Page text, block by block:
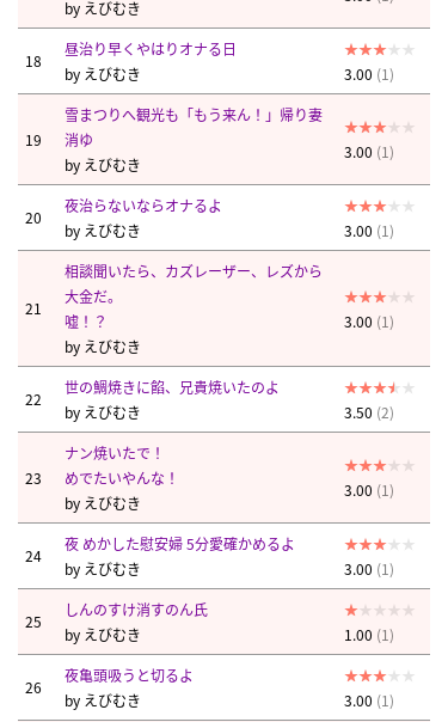
by えびむき
18
昼治り早くやはりオナる日
by えびむき 3.00 (1)
19
雪まつりへ観光も「もう来ん！」帰り妻
消ゆ
by えびむき
3.00 (1)
20
夜治らないならオナるよ
by えびむき 3.00 (1)
21
相談聞いたら、カズレーザー、レズから
大金だ。
嘘！？
by えびむき
3.00 (1)
22
世の鯛焼きに餡、兄貴焼いたのよ
by えびむき 3.50 (2)
23
ナン焼いたで！
めでたいやんな！
by えびむき
3.00 (1)
24
夜 めかした慰安婦 5分愛確かめるよ
by えびむき 3.00 (1)
25
しんのすけ消すのん氏
by えびむき 1.00 (1)
26
夜亀頭吸うと切るよ
by えびむき 3.00 (1)